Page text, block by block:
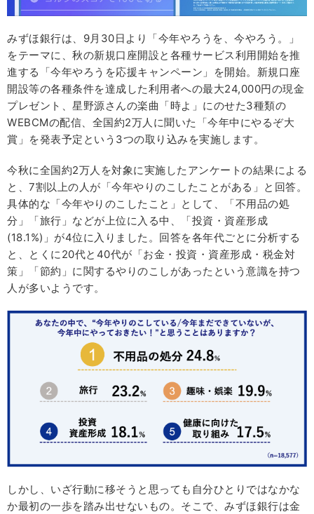
みずほ銀行は、9月30日より「今年やろうを、今やろう。」
をテーマに、秋の新規口座開設と各種サービス利用開始を推
進する「今年やろうを応援キャンペーン」を開始。新規口座
開設等の各種条件を達成した利用者への最大24,000円の現金
プレゼント、星野源さんの楽曲「時よ」にのせた3種類の
WEBCMの配信、全国約2万人に聞いた「今年中にやるぞ大
賞」を発表予定という3つの取り込みを実施します。
今秋に全国約2万人を対象に実施したアンケートの結果による
と、7割以上の人が「今年やりのこしたことがある」と回答。
具体的な「今年やりのこしたこと」として、「不用品の処
分」「旅行」などが上位に入る中、「投資・資産形成
(18.1%)」が4位に入りました。回答を各年代ごとに分析する
と、とくに20代と40代が「お金・投資・資産形成・税金対
策」「節約」に関するやりのこしがあったという意識を持つ
人が多いようです。
しかし、いざ行動に移そうと思っても自分ひとりではなかな
か最初の一歩を踏み出せないもの。そこで、みずほ銀行は金